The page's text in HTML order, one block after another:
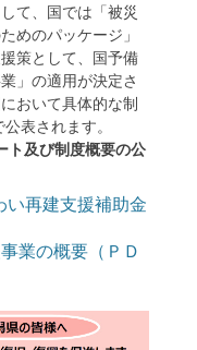
て、国では「被災
めのパッケージ」
策として、国予備
」の適用が決定さ
おいて具体的な制
表されます。
ト及び制度概要の公
い再建支援補助金
業の概要（ＰＤ